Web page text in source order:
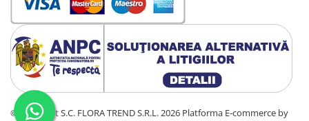
©Copyright S.C. FLORA TREND S.R.L. 2026 Platforma E-commerce by